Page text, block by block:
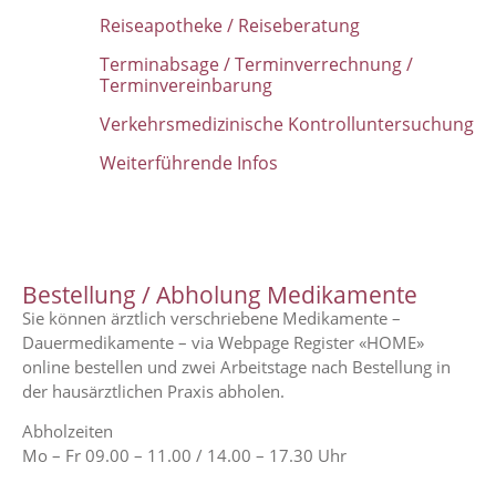
Reiseapotheke / Reiseberatung
Terminabsage / Terminverrechnung /
Terminvereinbarung
Verkehrsmedizinische Kontrolluntersuchung
Weiterführende Infos
Bestellung / Abholung Medikamente
Sie können ärztlich verschriebene Medikamente –
Dauermedikamente – via Webpage Register «HOME»
online bestellen und zwei Arbeitstage nach Bestellung in
der hausärztlichen Praxis abholen.
Abholzeiten
Mo – Fr 09.00 – 11.00 / 14.00 – 17.30 Uhr